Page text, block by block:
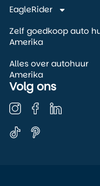
EagleRider
Zelf goedkoop auto
Amerika
Alles over autohuur
Amerika
Volg ons